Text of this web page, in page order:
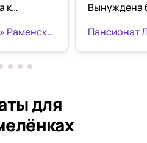
к
за
Пансионат «Доброта» Раменское
Вынуждена
бедра).
и без
Пансионат
для